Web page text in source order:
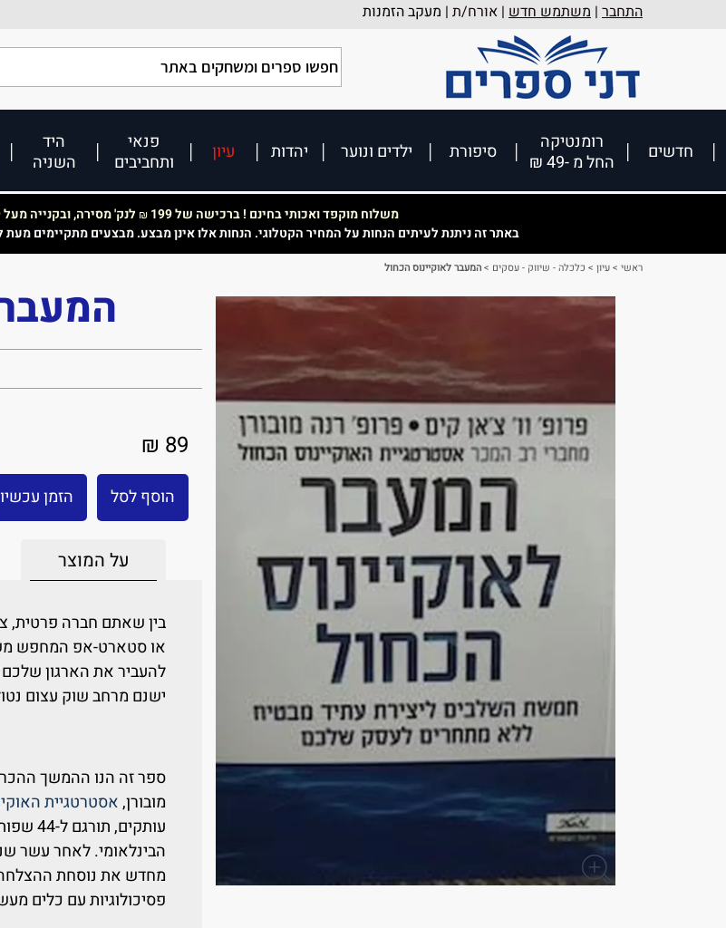
התחבר | משתמש חדש | אורח/ת | מעקב הזמנות
חדשים
רומנטיקה
החל מ -49 ₪
סיפורת ילדים ונוער יהדות עיון
פנאי
ותחביבים
היד
השניה
משלוח מוקפד ואכותי בחינם ! ברכישה של 199 ₪ לנק' מסירה, ובקנייה מעל 249
באתר זה ניתנת לעיתים הנחות על המחיר הקטלוגי. הנחות אלו אינן מבצע. מבצעים מתקיימים
ראשי >עיון > כלכלה - שיווק - עסקים >המעבר לאוקיינוס הכחול
89 ₪
הוסף לסל הזמן עכשיו
על המוצר
בין שאתם חברה פרטית,
או סטארט-אפ המחפש
להעביר את הארגון שלכם
ישנם מרחב שוק עצום
ספר זה הנו ההמשך
מובורן,אסטרטגיית
הבינלאומי. לאחר עשר
מחדש את נוסחת
פסיכולוגיות עם כלים